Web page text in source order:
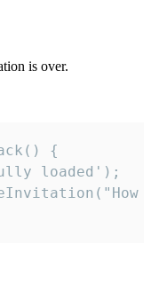
is over.
{
loaded');